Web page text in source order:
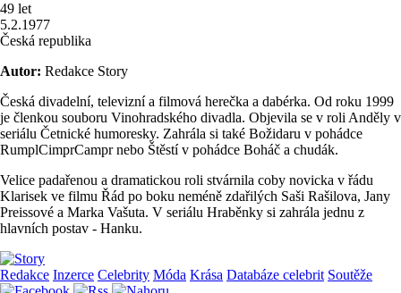
49 let
5.2.1977
Česká republika
Autor: Redakce Story
Česká divadelní, televizní a filmová herečka a dabérka. Od roku 1999
je členkou souboru Vinohradského divadla. Objevila se v roli Anděly v
seriálu Četnické humoresky. Zahrála si také Božidaru v pohádce
RumplCimprCampr nebo Štěstí v pohádce Boháč a chudák.
Velice padařenou a dramatickou roli stvárnila coby novicka v řádu
Klarisek ve filmu Řád po boku neméně zdařilých Saši Rašilova, Jany
Preissové a Marka Vašuta. V seriálu Hraběnky si zahrála jednu z
hlavních postav - Hanku.
Redakce Inzerce Celebrity Móda Krása Databáze celebrit Soutěže